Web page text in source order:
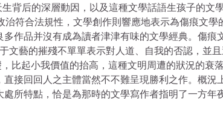
背后的深層動因，以及這種文學話語生孩子的文
符合法規性，文學創作則響應地表示為傷痕文
作品并沒有成為讀者津津有味的文學經典。傷痕
文藝的摧殘不單單表示對人道、自我的否認，並
比起小我價值的抬高，這種文明周遭的狀況的衰
接回回人之主體當然不不難呈現勝利之作。概況
所特點，恰是為那時的文學寫作者指明了一方年